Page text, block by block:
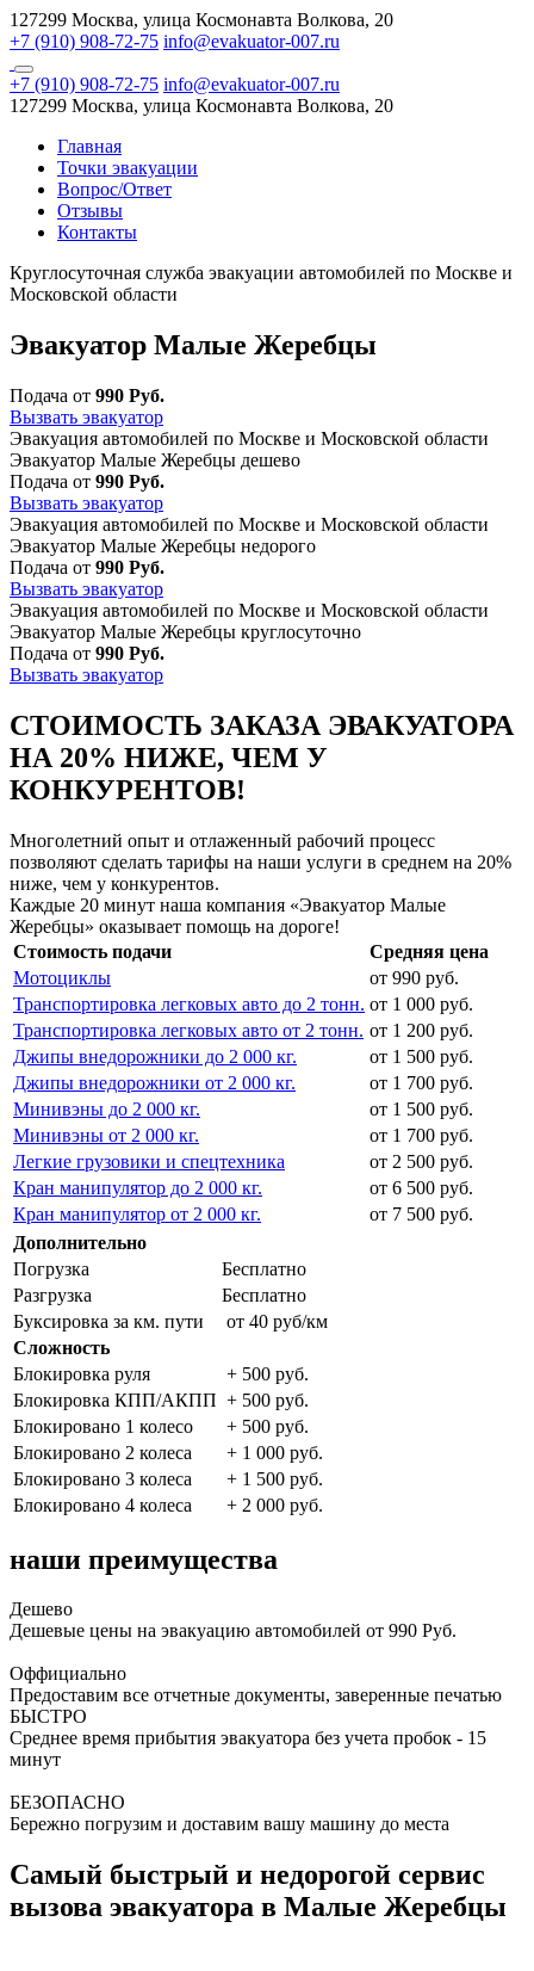
127299 Москва, улица Космонавта Волкова, 20
+7 (910) 908-72-75 info@evakuator-007.ru
+7 (910) 908-72-75 info@evakuator-007.ru
127299 Москва, улица Космонавта Волкова, 20
Главная
Точки эвакуации
Вопрос/Ответ
Отзывы
Контакты
Круглосуточная служба эвакуации автомобилей по Москве и
Московской области
Эвакуатор Малые Жеребцы
Подача от 990 Руб.
Вызвать эвакуатор
Эвакуация автомобилей по Москве и Московской области
Эвакуатор Малые Жеребцы дешево
Подача от 990 Руб.
Вызвать эвакуатор
Эвакуация автомобилей по Москве и Московской области
Эвакуатор Малые Жеребцы недорого
Подача от 990 Руб.
Вызвать эвакуатор
Эвакуация автомобилей по Москве и Московской области
Эвакуатор Малые Жеребцы круглосуточно
Подача от 990 Руб.
Вызвать эвакуатор
СТОИМОСТЬ ЗАКАЗА ЭВАКУАТОРА
НА 20% НИЖЕ, ЧЕМ У
КОНКУРЕНТОВ!
Многолетний опыт и отлаженный рабочий процесс
позволяют сделать тарифы на наши услуги в среднем на 20%
ниже, чем у конкурентов.
Каждые 20 минут наша компания «Эвакуатор Малые
Жеребцы» оказывает помощь на дороге!
Стоимость подачи
Средняя цена
Мотоциклы
от 990 руб.
Транспортировка легковых авто до 2 тонн. от 1 000 руб.
Транспортировка легковых авто от 2 тонн. от 1 200 руб.
Джипы внедорожники до 2 000 кг.
от 1 500 руб.
Джипы внедорожники от 2 000 кг.
от 1 700 руб.
Минивэны до 2 000 кг.
от 1 500 руб.
Минивэны от 2 000 кг.
от 1 700 руб.
Легкие грузовики и спецтехника
от 2 500 руб.
Кран манипулятор до 2 000 кг.
от 6 500 руб.
Кран манипулятор от 2 000 кг.
от 7 500 руб.
Дополнительно
Погрузка
Бесплатно
Разгрузка
Бесплатно
Буксировка за км. пути
от 40 руб/км
Сложность
Блокировка руля
+ 500 руб.
Блокировка КПП/АКПП + 500 руб.
Блокировано 1 колесо
+ 500 руб.
Блокировано 2 колеса
+ 1 000 руб.
Блокировано 3 колеса
+ 1 500 руб.
Блокировано 4 колеса
+ 2 000 руб.
наши преимущества
Дешево
Дешевые цены на эвакуацию автомобилей от 990 Руб.
Оффициально
Предоставим все отчетные документы, заверенные печатью
БЫСТРО
Среднее время прибытия эвакуатора без учета пробок - 15
минут
БЕЗОПАСНО
Бережно погрузим и доставим вашу машину до места
Самый быстрый и недорогой сервис
вызова эвакуатора в Малые Жеребцы